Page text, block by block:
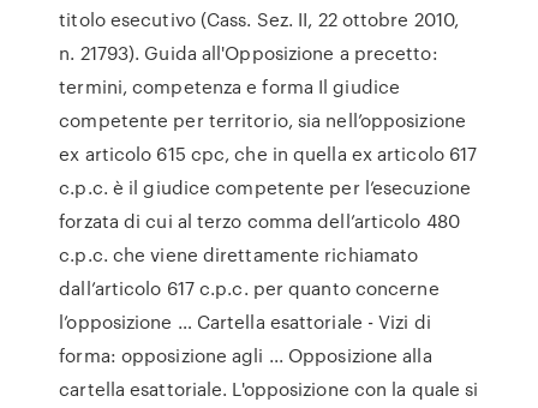
titolo esecutivo (Cass. Sez. II, 22 ottobre 2010,
n. 21793). Guida all'Opposizione a precetto:
termini, competenza e forma Il giudice
competente per territorio, sia nell’opposizione
ex articolo 615 cpc, che in quella ex articolo 617
c.p.c. è il giudice competente per l’esecuzione
forzata di cui al terzo comma dell’articolo 480
c.p.c. che viene direttamente richiamato
dall’articolo 617 c.p.c. per quanto concerne
l’opposizione … Cartella esattoriale - Vizi di
forma: opposizione agli ... Opposizione alla
cartella esattoriale. L'opposizione con la quale si